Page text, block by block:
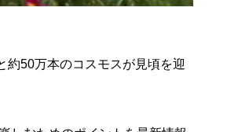
約50万本のコスモスが見頃を迎